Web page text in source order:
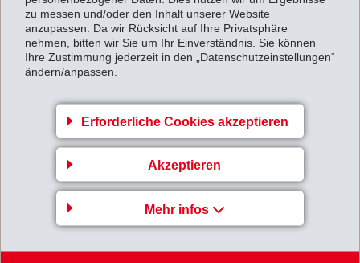
zu messen und/oder den Inhalt unserer Website
anzupassen. Da wir Rücksicht auf Ihre Privatsphäre
nehmen, bitten wir Sie um Ihr Einverständnis. Sie können
Ihre Zustimmung jederzeit in den „Datenschutzeinstellungen“
ändern/anpassen.
Erforderliche Cookies akzeptieren
Akzeptieren
Mehr infos
Voraussetzungen – insbesondere in der Berufsbildung
profitieren Lernende von Auslandaufenthalten und
einer Vielzahl an interessanten Benefits.